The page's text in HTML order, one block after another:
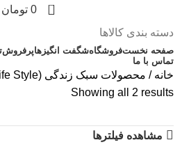
0
0 تومان
دسته بندی کالاها
صفحه نخستفروشگاهشگفت انگیزها
تماس با ما
خانه محصولات سبک زندگی (Life Style)
Showing all 2 results
مشاهده فیلترها